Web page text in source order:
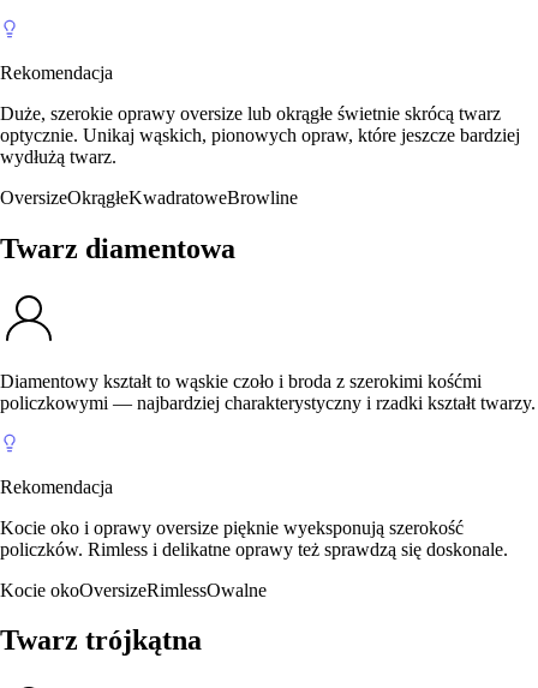
Rekomendacja
Duże, szerokie oprawy oversize lub okrągłe świetnie skrócą twarz
optycznie. Unikaj wąskich, pionowych opraw, które jeszcze bardziej
wydłużą twarz.
OversizeOkrągłeKwadratoweBrowline
Twarz diamentowa
Diamentowy kształt to wąskie czoło i broda z szerokimi kośćmi
policzkowymi — najbardziej charakterystyczny i rzadki kształt twarzy.
Rekomendacja
Kocie oko i oprawy oversize pięknie wyeksponują szerokość
policzków. Rimless i delikatne oprawy też sprawdzą się doskonale.
Kocie okoOversizeRimlessOwalne
Twarz trójkątna